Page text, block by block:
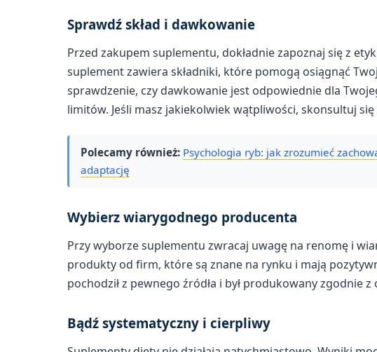
Sprawdź skład i dawkowanie
Przed zakupem suplementu, dokładnie zapoznaj się z
suplement zawiera składniki, które pomogą osiągnąć
sprawdzenie, czy dawkowanie jest odpowiednie dla
limitów. Jeśli masz jakiekolwiek wątpliwości, skonsultuj się
Polecamy również: Psychologia ryb: jak zrozumieć
adaptację
Wybierz wiarygodnego producenta
Przy wyborze suplementu zwracaj uwagę na renomę i
produkty od firm, które są znane na rynku i mają
pochodził z pewnego źródła i był produkowany zgodnie
Bądź systematyczny i cierpliwy